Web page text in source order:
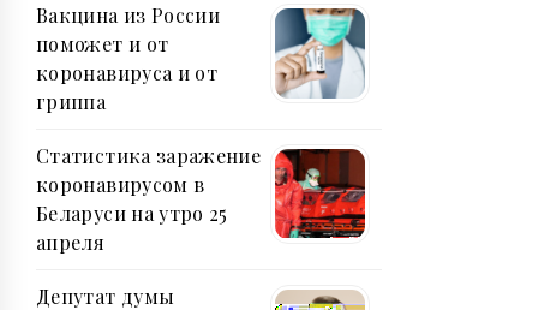
Вакцина из России
поможет и от
коронавируса и от
гриппа
Статистика заражение
коронавирусом в
Беларуси на утро 25
апреля
Депутат думы